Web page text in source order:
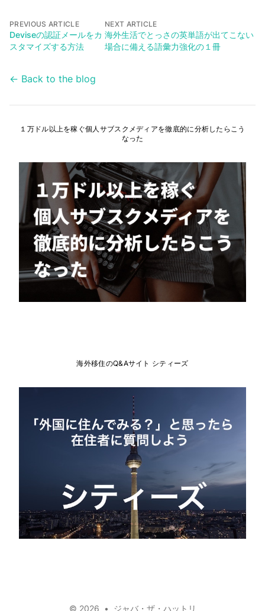
PREVIOUS ARTICLE
Deviseの認証メールをカ
スタマイズする方法
NEXT ARTICLE
海外生活でとっさの英単語が出てこない
場合に備える語彙力強化の１冊
← Back to the blog
１万ドル以上を稼ぐ個人サブスクメディアを徹底的に分析したらこう
なった
海外移住のQ&Aサイト シティーズ
© 2026 • ジャバ・ザ・ハットリ